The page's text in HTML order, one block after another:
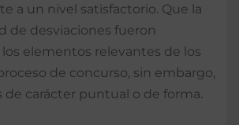
a un nivel satisfactorio. Que la
de desviaciones fueron
elementos relevantes de los
de concurso, sin embargo,
de carácter puntual o de forma.